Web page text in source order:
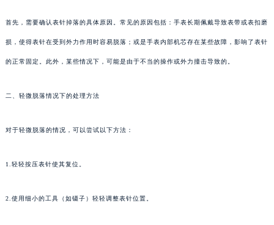
首先，需要确认表针掉落的具体原因。常见的原因包括：手表长期佩戴导致表带或表扣磨
损，使得表针在受到外力作用时容易脱落；或是手表内部机芯存在某些故障，影响了表针
的正常固定。此外，某些情况下，可能是由于不当的操作或外力撞击导致的。
二、轻微脱落情况下的处理方法
对于轻微脱落的情况，可以尝试以下方法：
1.轻轻按压表针使其复位。
2.使用细小的工具（如镊子）轻轻调整表针位置。